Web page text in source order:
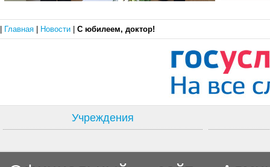
Главная Новости С юбилеем, доктор!
Учреждения